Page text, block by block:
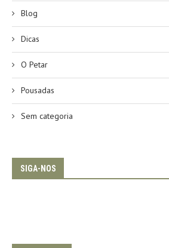
Blog
Dicas
O Petar
Pousadas
Sem categoria
SIGA-NOS